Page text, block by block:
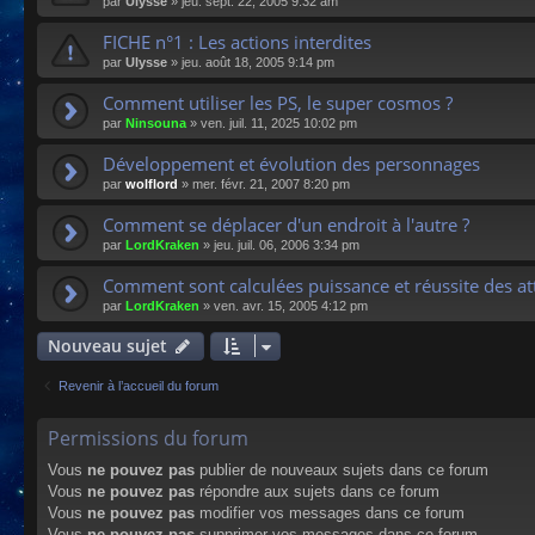
FICHE n°1 : Les actions interdites
par Ulysse » jeu. août 18, 2005 9:14 pm
Comment utiliser les PS, le super cosmos ?
par Ninsouna » ven. juil. 11, 2025 10:02 pm
Développement et évolution des personnages
par wolflord » mer. févr. 21, 2007 8:20 pm
Comment se déplacer d'un endroit à l'autre ?
par LordKraken » jeu. juil. 06, 2006 3:34 pm
Comment sont calculées puissance et réussite des
par LordKraken » ven. avr. 15, 2005 4:12 pm
Nouveau sujet
Revenir à l’accueil du forum
Permissions du forum
Vous ne pouvez pas publier de nouveaux sujets dans ce forum
Vous ne pouvez pas répondre aux sujets dans ce forum
Vous ne pouvez pas modifier vos messages dans ce forum